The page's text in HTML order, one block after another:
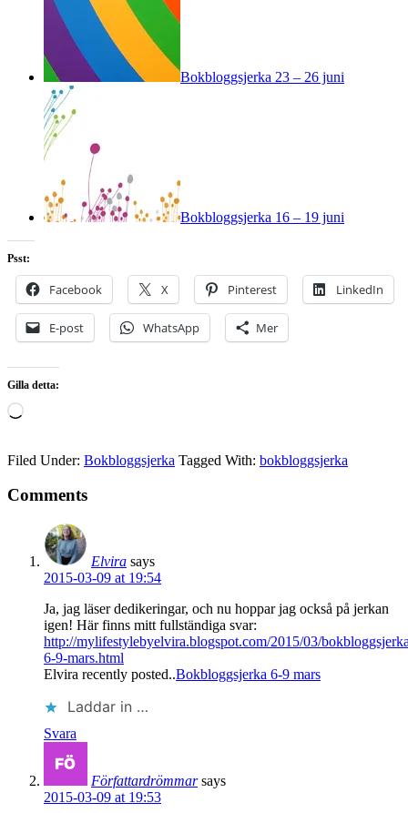
Bokbloggsjerka 23 – 26 juni
Bokbloggsjerka 16 – 19 juni
Psst:
Facebook X Pinterest LinkedIn
E-post WhatsApp Mer
Gilla detta:
Laddar
Filed Under: Bokbloggsjerka Tagged With: bokbloggsjerka
Comments
Elvira says
2015-03-09 at 19:54
Ja, jag läser dedikeringar, och nu hoppar jag också på jerkan
igen! Här finns mitt fullständiga svar:
http://mylifestylebyelvira.blogspot.com/2015/03/
6-9-mars.html
Elvira recently posted..Bokbloggsjerka 6-9 mars
Laddar in …
Svara
Författardrömmar says
2015-03-09 at 19:53